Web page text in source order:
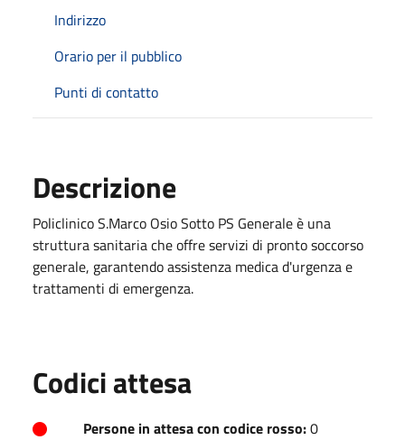
Indirizzo
Orario per il pubblico
Punti di contatto
Descrizione
Policlinico S.Marco Osio Sotto PS Generale è una
struttura sanitaria che offre servizi di pronto soccorso
generale, garantendo assistenza medica d'urgenza e
trattamenti di emergenza.
Codici attesa
Persone in attesa con codice rosso:0